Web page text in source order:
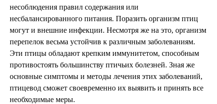
несоблюдения правил содержания или
несбалансированного питания. Поразить организм птиц
могут и внешние инфекции. Несмотря же на это, организм
перепелок весьма устойчив к различным заболеваниям.
Эти птицы обладают крепким иммунитетом, способным
противостоять большинству птичьих болезней. Зная же
основные симптомы и методы лечения этих заболеваний,
птицевод сможет своевременно их выявить и принять все
необходимые меры.